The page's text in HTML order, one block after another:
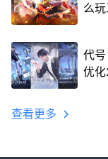
么
代
优
查看更多